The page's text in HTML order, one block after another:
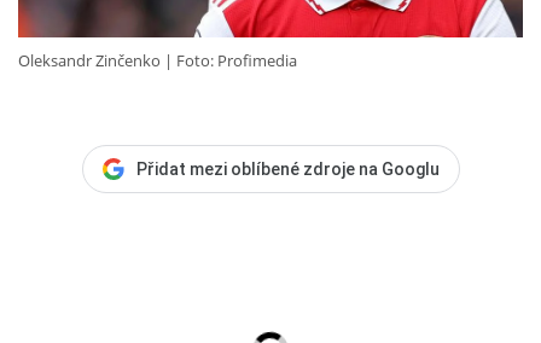
Oleksandr Zinčenko Foto: Profimedia
Přidat mezi oblíbené zdroje na Googlu